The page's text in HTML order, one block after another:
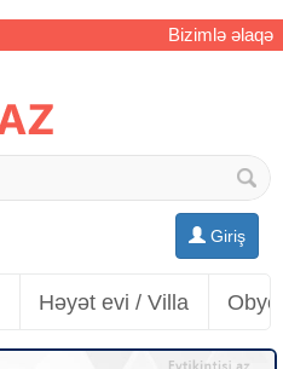
Bizimlə əlaqə
Giriş
Həyət evi / Villa